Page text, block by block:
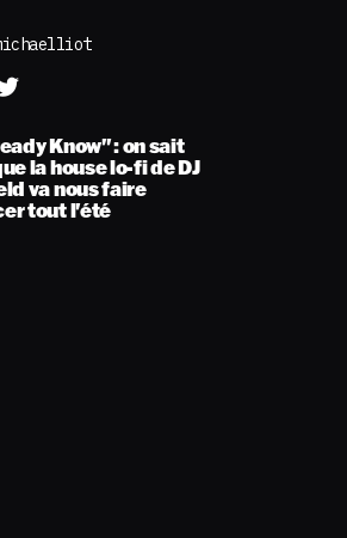
Know" : on sait
la house lo-fi de DJ
va nous faire
tout l'été